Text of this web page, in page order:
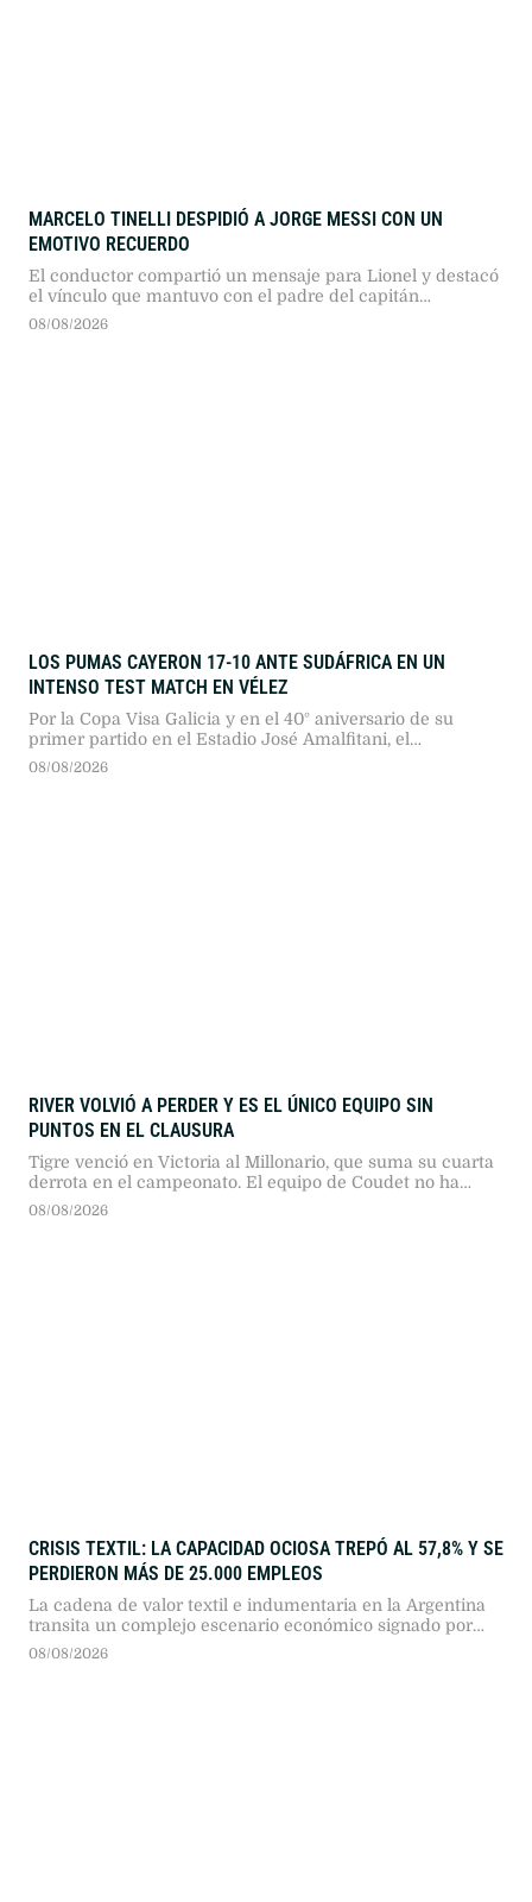
MARCELO TINELLI DESPIDIÓ A JORGE MESSI CON UN
EMOTIVO RECUERDO
El conductor compartió un mensaje para Lionel y destacó
el vínculo que mantuvo con el padre del capitán
argentino.
08/08/2026
LOS PUMAS CAYERON 17-10 ANTE SUDÁFRICA EN UN
INTENSO TEST MATCH EN VÉLEZ
Por la Copa Visa Galicia y en el 40° aniversario de su
primer partido en el Estadio José Amalfitani, el
seleccionado argentino dio pelea ante los bicampeones
08/08/2026
RIVER VOLVIÓ A PERDER Y ES EL ÚNICO EQUIPO SIN
PUNTOS EN EL CLAUSURA
Tigre venció en Victoria al Millonario, que suma su cuarta
derrota en el campeonato. El equipo de Coudet no ha
podido marcar goles desde que comenzó el torneo.
08/08/2026
CRISIS TEXTIL: LA CAPACIDAD OCIOSA TREPÓ AL 57,8% Y SE
PERDIERON MÁS DE 25.000 EMPLEOS
La cadena de valor textil e indumentaria en la Argentina
transita un complejo escenario económico signado por
más de dos años consecutivos de caída en su actividad.
08/08/2026